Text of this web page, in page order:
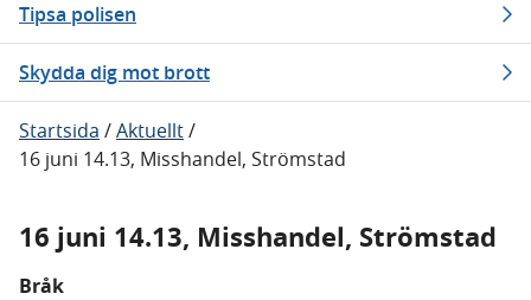
Tipsa polisen
Skydda dig mot brott
Startsida /Aktuellt/
16 juni 14.13, Misshandel, Strömstad
16 juni 14.13, Misshandel, Strömstad
Bråk